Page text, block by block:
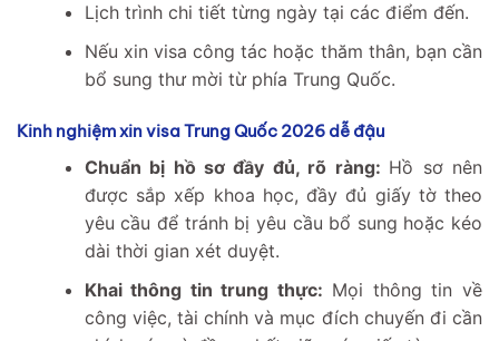
Lịch trình chi tiết từng ngày tại các điểm đến.
Nếu xin visa công tác hoặc thăm thân, bạn cần
bổ sung thư mời từ phía Trung Quốc.
Kinh nghiệm xin visa Trung Quốc 2026 dễ đậu
Chuẩn bị hồ sơ đầy đủ, rõ ràng: Hồ sơ nên
được sắp xếp khoa học, đầy đủ giấy tờ theo
yêu cầu để tránh bị yêu cầu bổ sung hoặc kéo
dài thời gian xét duyệt.
Khai thông tin trung thực: Mọi thông tin về
công việc, tài chính và mục đích chuyến đi cần